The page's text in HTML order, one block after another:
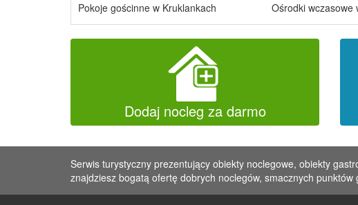
Pokoje gościnne w Kruklankach Ośrodki wczasowe
Dodaj nocleg za darmo
Serwis turystyczny prezentujący obiekty noclegowe, obiekty
znajdziesz bogatą ofertę dobrych noclegów, smacznych